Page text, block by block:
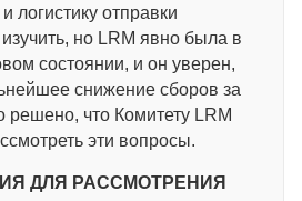
логистику отправки
но LRM явно была в
состоянии, и он уверен,
снижение сборов за
что Комитету LRM
эти вопросы.
ДЛЯ РАССМОТРЕНИЯ